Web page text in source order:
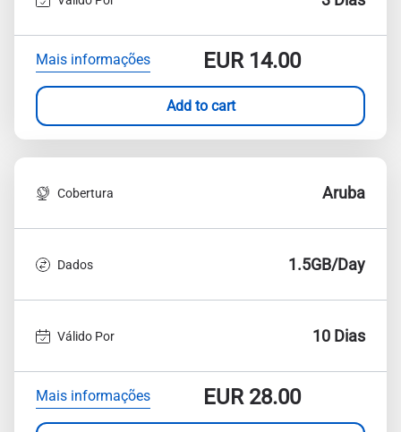
Mais informações EUR14.00
Add to cart
Cobertura Aruba
Dados 1.5GB/Day
Válido Por 10 Dias
Mais informações EUR28.00